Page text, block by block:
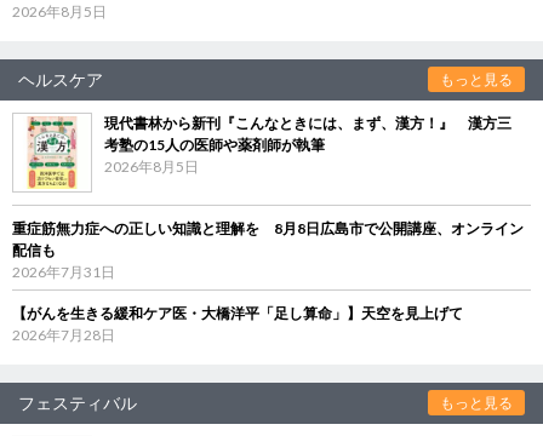
2026年8月5日
ヘルスケア もっと見る
現代書林から新刊『こんなときには、まず、漢方！』 漢方三
考塾の15人の医師や薬剤師が執筆
2026年8月5日
重症筋無力症への正しい知識と理解を 8月8日広島市で公開講座、オンライン
配信も
2026年7月31日
【がんを生きる緩和ケア医・大橋洋平「足し算命」】天空を見上げて
2026年7月28日
フェスティバル もっと見る